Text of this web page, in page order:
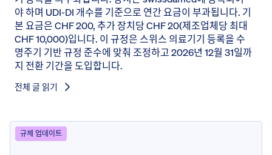
야 하며 UDI-DI 개수를 기준으로 연간 요금이 부과됩니다. 기
본 요금은 CHF 200, 추가 장치당 CHF 20(제조업체당 최대
CHF 10,000)입니다. 이 규정은 스위스 의료기기 등록을 수
명주기 기반 규정 준수에 맞춰 조정하고 2026년 12월 31일까
지 전환 기간을 도입합니다.
전체 글 읽기
규제 업데이트